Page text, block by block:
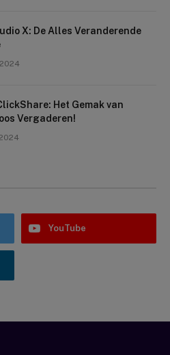
X: De Alles Veranderende
Het Gemak van
Vergaderen!
YouTube